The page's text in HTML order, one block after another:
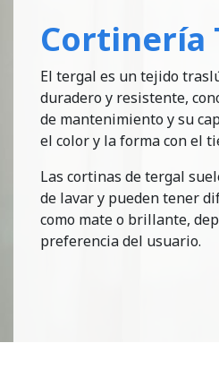
Cortinería
El tergal es un tejido
duradero y resistente,
de mantenimiento y su
el color y la forma con el
Las cortinas de tergal
de lavar y pueden tener
como mate o brillante,
preferencia del usuario.